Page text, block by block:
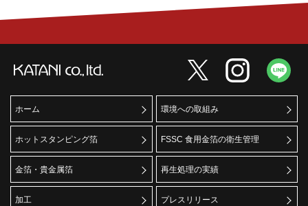
ホーム
ホットスタンピング箔
金箔・貴金属箔
加工
環境への取組み
FSSC 食用金箔の衛生管理
再生処理の実績
プレスリリース